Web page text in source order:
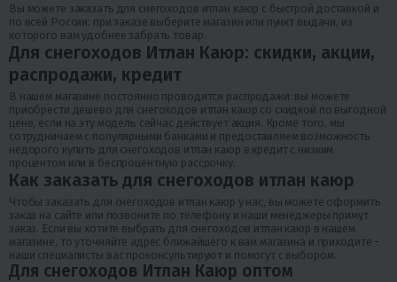
Вы можете заказать для снегоходов итлан каюр с быстрой доставкой и
по всей России: при заказе выберите магазин или пункт выдачи, из
которого вам удобнее забрать товар.
Для снегоходов Итлан Каюр: скидки, акции,
распродажи, кредит
В нашем магазине постоянно проводятся распродажи: вы можете
приобрести дешево для снегоходов итлан каюр со скидкой по выгодной
цене, если на эту модель сейчас действует акция. Кроме того, мы
сотрудничаем с популярными банками и предоставляем возможность
недорого купить для снегоходов итлан каюр в кредит с низким
процентом или в беспроцентную рассрочку.
Как заказать для снегоходов итлан каюр
Чтобы заказать для снегоходов итлан каюр у нас, вы можете оформить
заказ на сайте или позвоните по телефону и наши менеджеры примут
заказ. Если вы хотите выбрать для снегоходов итлан каюр в нашем
магазине, то уточняйте адрес ближайшего к вам магазина и приходите -
наши специалисты вас проконсультируют и помогут с выбором.
Для снегоходов Итлан Каюр оптом